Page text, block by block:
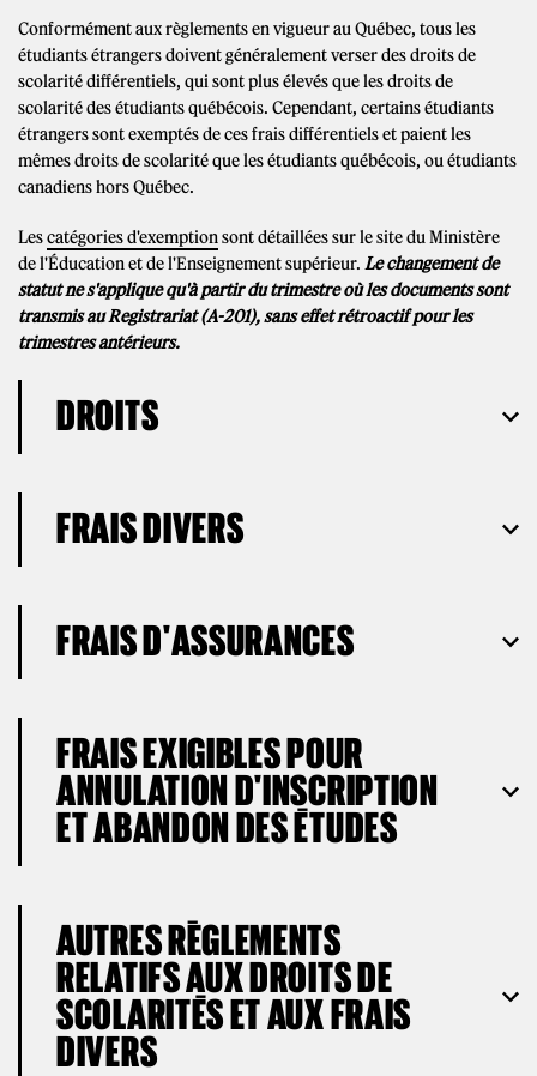
Conformément aux règlements en vigueur au Québec, tous les
étudiants étrangers doivent généralement verser des droits de
scolarité différentiels, qui sont plus élevés que les droits de
scolarité des étudiants québécois. Cependant, certains étudiants
étrangers sont exemptés de ces frais différentiels et paient les
mêmes droits de scolarité que les étudiants québécois, ou étudiants
canadiens hors Québec.
Lescatégories d'exemptionsont détaillées sur le site du Ministère
de l'Éducation et de l'Enseignement supérieur. Le changement de
statut ne s'applique qu'à partir du trimestre où les documents sont
transmis au Registrariat (A-201), sans effet rétroactif pour les
trimestres antérieurs.
DROITS
FRAIS DIVERS
FRAIS D'ASSURANCES
FRAIS EXIGIBLES POUR
ANNULATION D'INSCRIPTION
ET ABANDON DES ÉTUDES
AUTRES RÈGLEMENTS
RELATIFS AUX DROITS DE
SCOLARITÉS ET AUX FRAIS
DIVERS